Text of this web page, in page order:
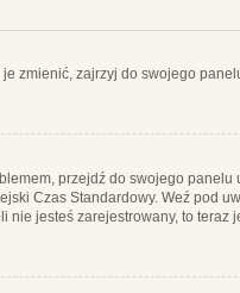
zmienić, zajrzyj do swojego
przejdź do swojego panelu
Czas Standardowy. Weź pod
nie jesteś zarejestrowany, to teraz